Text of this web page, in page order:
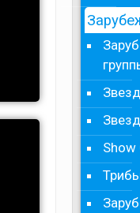
Show